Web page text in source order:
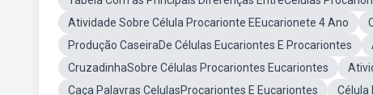
Atividade Sobre Célula Procarionte EEucarionete 4 Ano
Produção CaseiraDe Células Eucariontes E Procariontes
CruzadinhaSobre Células Procariontes Eucariontes
Caça Palavras CelulasProcariontes E Eucariontes
Célula